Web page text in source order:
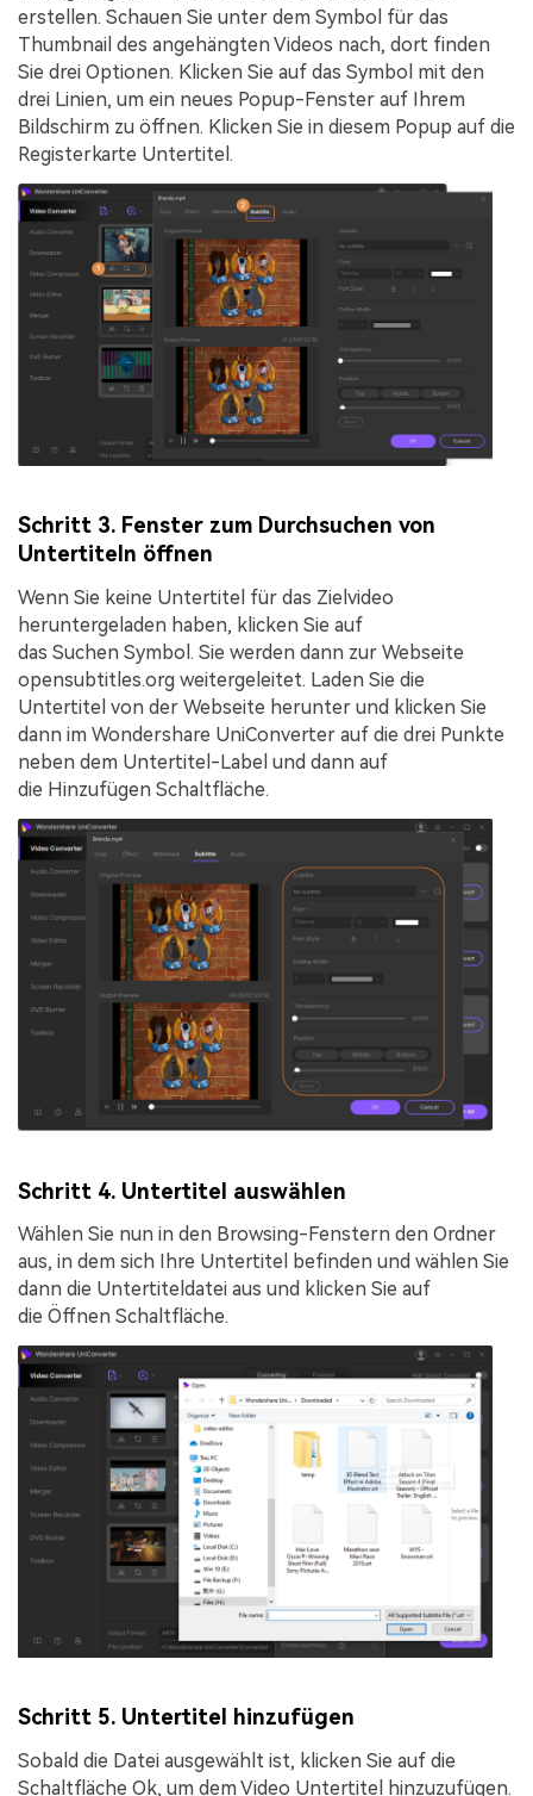
erstellen. Schauen Sie unter dem Symbol für das
Thumbnail des angehängten Videos nach, dort finden
Sie drei Optionen. Klicken Sie auf das Symbol mit den
drei Linien, um ein neues Popup-Fenster auf Ihrem
Bildschirm zu öffnen. Klicken Sie in diesem Popup auf die
Registerkarte Untertitel .
Schritt 3. Fenster zum Durchsuchen von
Untertiteln öffnen
Wenn Sie keine Untertitel für das Zielvideo
heruntergeladen haben, klicken Sie auf
das Suchen Symbol. Sie werden dann zur Webseite
opensubtitles.org weitergeleitet. Laden Sie die
Untertitel von der Webseite herunter und klicken Sie
dann im Wondershare UniConverter auf die drei Punkte
neben dem Untertitel-Label und dann auf
die Hinzufügen Schaltfläche.
Schritt 4. Untertitel auswählen
Wählen Sie nun in den Browsing-Fenstern den Ordner
aus, in dem sich Ihre Untertitel befinden und wählen Sie
dann die Untertiteldatei aus und klicken Sie auf
die Öffnen Schaltfläche.
Schritt 5. Untertitel hinzufügen
Sobald die Datei ausgewählt ist, klicken Sie auf die
Schaltfläche Ok, um dem Video Untertitel hinzuzufügen.